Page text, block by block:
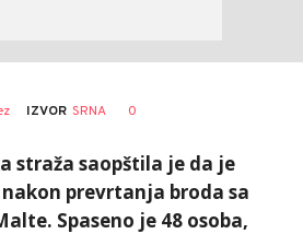
IZVOR SRNA 0
straža saopštila je da je
prevrtanja broda sa
Spaseno je 48 osoba,